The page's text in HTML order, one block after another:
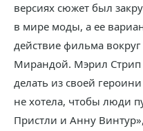
версиях сюжет был
в мире моды, а ее
действие фильма
Мирандой. Мэрил Стрип
делать из своей
не хотела, чтобы люди
Пристли и Анну